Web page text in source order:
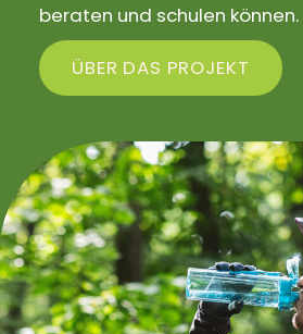
beraten und schulen können.
ÜBER DAS PROJEKT